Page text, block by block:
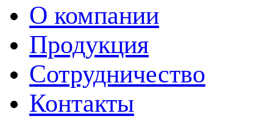
О компании
Продукция
Сотрудничество
Контакты